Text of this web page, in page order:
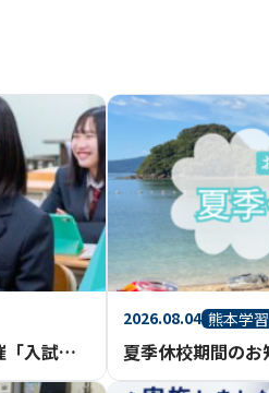
【千葉・新松戸】８月・９月開催「入試説明会」のご案内
2026.08.04 熊本学
夏季休校期間のお